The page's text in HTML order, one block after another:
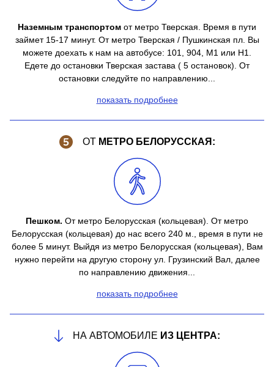
Наземным транспортом от метро Тверская. Время в пути
займет 15-17 минут. От метро Тверская / Пушкинская пл. Вы
можете доехать к нам на автобусе: 101, 904, М1 или Н1.
Едете до остановки Тверская застава ( 5 остановок). От
остановки следуйте по направлению...
показать подробнее
ОТ МЕТРО БЕЛОРУССКАЯ:
Пешком. От метро Белорусская (кольцевая). От метро
Белорусская (кольцевая) до нас всего 240 м., время в пути не
более 5 минут. Выйдя из метро Белорусская (кольцевая), Вам
нужно перейти на другую сторону ул. Грузинский Вал, далее
по направлению движения...
показать подробнее
НА АВТОМОБИЛЕ ИЗ ЦЕНТРА: